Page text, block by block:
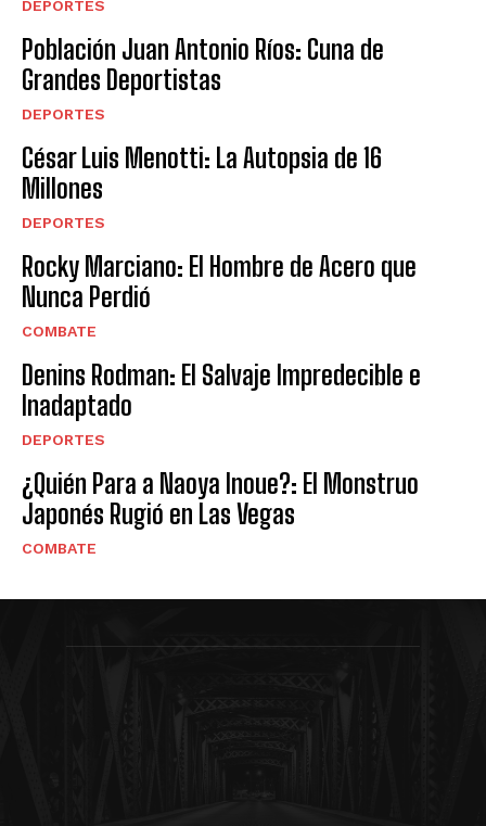
DEPORTES
Población Juan Antonio Ríos: Cuna de
Grandes Deportistas
DEPORTES
César Luis Menotti: La Autopsia de 16
Millones
DEPORTES
Rocky Marciano: El Hombre de Acero que
Nunca Perdió
COMBATE
Denins Rodman: El Salvaje Impredecible e
Inadaptado
DEPORTES
¿Quién Para a Naoya Inoue?: El Monstruo
Japonés Rugió en Las Vegas
COMBATE